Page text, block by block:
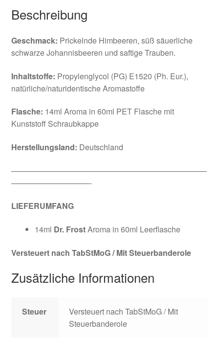
Beschreibung
Geschmack: Prickelnde Himbeeren, süß säuerliche
schwarze Johannisbeeren und saftige Trauben.
Inhaltstoffe: Propylenglycol (PG) E1520 (Ph. Eur.),
natürliche/naturidentische Aromastoffe
Flasche: 14ml Aroma in 60ml PET Flasche mit
Kunststoff Schraubkappe
Herstellungsland: Deutschland
—————————————————————————
——————————-
LIEFERUMFANG
14ml Dr. FrostAroma in 60ml Leerflasche
Versteuert nach TabStMoG / Mit Steuerbanderole
Zusätzliche Informationen
Steuer
Versteuert nach TabStMoG / Mit
Steuerbanderole